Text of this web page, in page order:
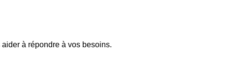
à répondre à vos besoins.